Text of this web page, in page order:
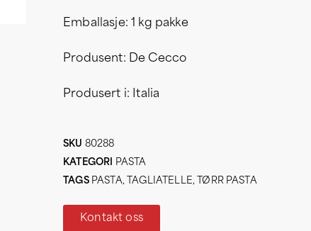
Emballasje: 1 kg pakke
Produsent: De Cecco
Produsert i: Italia
SKU 80288
KATEGORI
PASTA
TAGS PASTA, TAGLIATELLE, TØRR PASTA
Kontakt oss